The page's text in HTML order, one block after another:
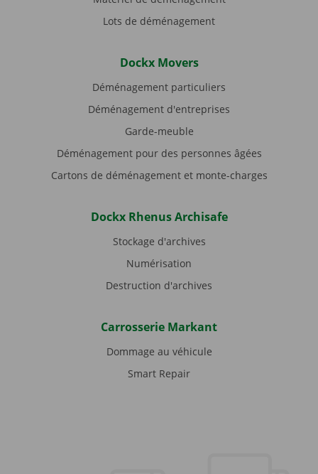
Lots de déménagement
Dockx Movers
Déménagement particuliers
Déménagement d'entreprises
Garde-meuble
Déménagement pour des personnes âgées
Cartons de déménagement et monte-charges
Dockx Rhenus Archisafe
Stockage d'archives
Numérisation
Destruction d'archives
Carrosserie Markant
Dommage au véhicule
Smart Repair